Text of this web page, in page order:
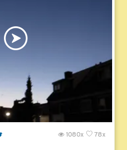
78x
1080x